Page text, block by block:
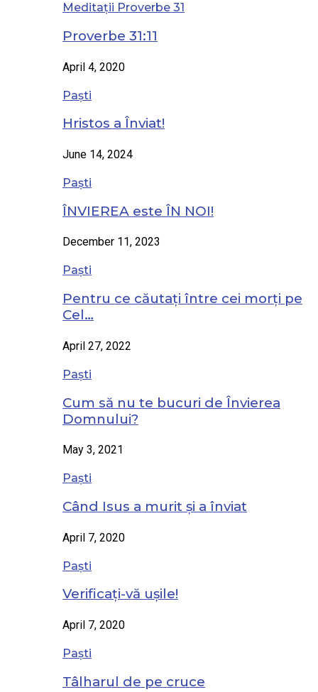
Meditații Proverbe 31
Proverbe 31:11
April 4, 2020
Paști
Hristos a Înviat!
June 14, 2024
Paști
ÎNVIEREA este ÎN NOI!
December 11, 2023
Paști
Pentru ce căutați între cei morți pe
Cel…
April 27, 2022
Paști
Cum să nu te bucuri de Învierea
Domnului?
May 3, 2021
Paști
Când Isus a murit și a înviat
April 7, 2020
Paști
Verificați-vă ușile!
April 7, 2020
Paști
Tâlharul de pe cruce